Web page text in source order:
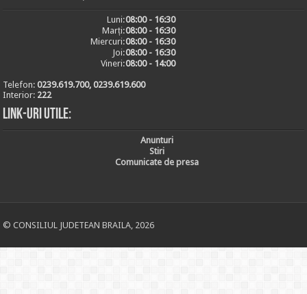
Luni:08:00 - 16:30
Marți:08:00 - 16:30
Miercuri:08:00 - 16:30
Joi:08:00 - 16:30
Vineri:08:00 - 14:00
Telefon:0239.619.700, 0239.619.600
Interior: 222
Link-uri utile:
Anunturi
Stiri
Comunicate de presa
© CONSILIUL JUDETEAN BRAILA, 2026